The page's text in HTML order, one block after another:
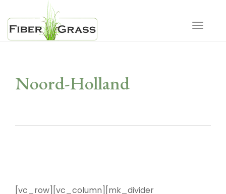
Toggle
Noord-Holland
[vc_row][vc_column][mk_divider